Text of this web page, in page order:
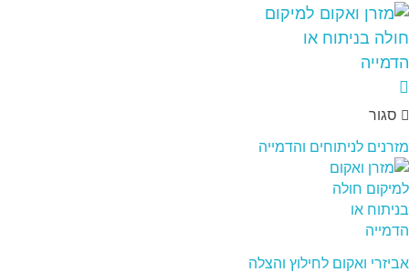
סגור
מזרנים לניתוחים והדמייה
אביזרי ואקום לחילוץ והצלה